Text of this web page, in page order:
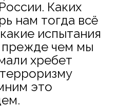
Каких
нам тогда всё
испытания
чем мы
хребет
это